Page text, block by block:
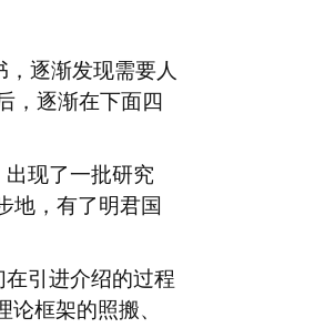
逐渐发现需要人
，逐渐在下面四
现了一批研究
地，有了明君国
引进介绍的过程
框架的照搬、